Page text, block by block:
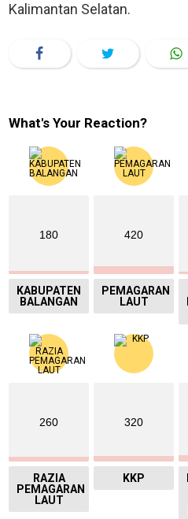
Kalimantan Selatan.
What's Your Reaction?
180
KABUPATEN
BALANGAN
420
PEMAGARAN
LAUT
260
RAZIA
PEMAGARAN
LAUT
320
KKP